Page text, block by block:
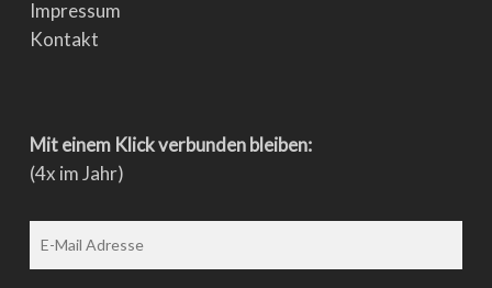
Impressum
Kontakt
Mit einem Klick verbunden bleiben:
(4x im Jahr)